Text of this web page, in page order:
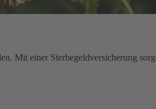
Mit einer Sterbegeldversicherung